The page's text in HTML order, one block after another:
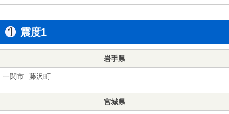
震度1
岩手県
一関市 藤沢町
宮城県